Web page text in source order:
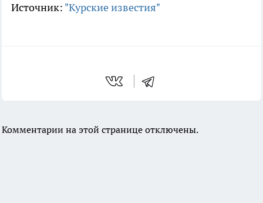
Источник: "Курские известия"
Комментарии на этой странице отключены.